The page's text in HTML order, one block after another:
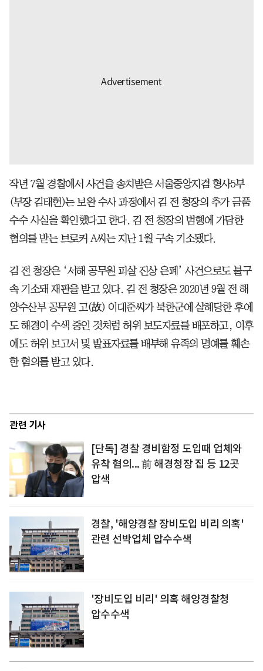
작년 7월 경찰에서 사건을 송치받은 서울중앙지검 형사5부
(부장 김태헌)는 보완 수사 과정에서 김 전 청장의 추가 금품
수수 사실을 확인했다고 한다. 김 전 청장의 범행에 가담한
혐의를 받는 브로커 A씨는 지난 1월 구속 기소됐다.
김 전 청장은 ‘서해 공무원 피살 진상 은폐’ 사건으로도 불구
속 기소돼 재판을 받고 있다. 김 전 청장은 2020년 9월 전 해
양수산부 공무원 고(故) 이대준씨가 북한군에 살해당한 후에
도 해경이 수색 중인 것처럼 허위 보도자료를 배포하고, 이후
에도 허위 보고서 및 발표자료를 배부해 유족의 명예를 훼손
한 혐의를 받고 있다.
관련 기사
[단독] 경찰 경비함정 도입때 업체와
유착 혐의... 前 해경청장 집 등 12곳
압색
경찰, '해양경찰 장비도입 비리 의혹'
관련 선박업체 압수수색
'장비도입 비리' 의혹 해양경찰청
압수수색